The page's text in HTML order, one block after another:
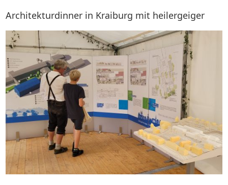
Architekturdinner in Kraiburg mit heilergeiger